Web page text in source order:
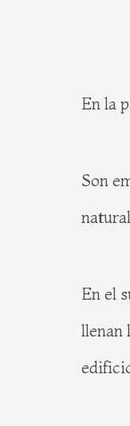
En la
Son
En el
llenan